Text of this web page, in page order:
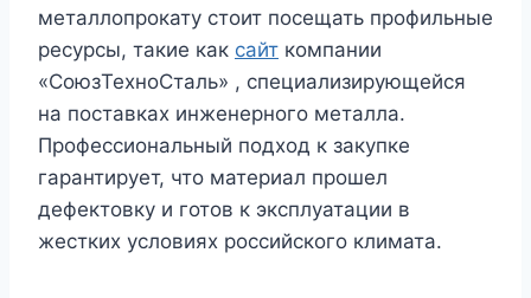
металлопрокату стоит посещать профильные
ресурсы, такие как сайт компании
«СоюзТехноСталь» , специализирующейся
на поставках инженерного металла.
Профессиональный подход к закупке
гарантирует, что материал прошел
дефектовку и готов к эксплуатации в
жестких условиях российского климата.